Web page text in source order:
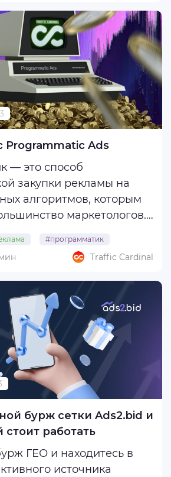
до 34 минут в день.
примеры контента и
...
Programmatic Ads
— это способ
закупки рекламы на
алгоритмов, которым
маркетологов.
программатик,
источниках
ВКонтакте.
о том, что из ...
#программатик
#programmatic_adsTraffic Cardinal
бурж сетки Ads2.bid и
работать
ГЕО и находитесь в
источника